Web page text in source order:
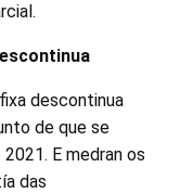
descontinua
de que se
E medran os
das